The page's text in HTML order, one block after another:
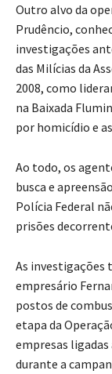
Outro alvo da
Prudêncio,
investigações
das Milícias da
2008, como
na Baixada
por homicídio e
Ao todo, os
busca e
Polícia Federal
prisões
As investigações
empresário
postos de
etapa da
empresas
durante a